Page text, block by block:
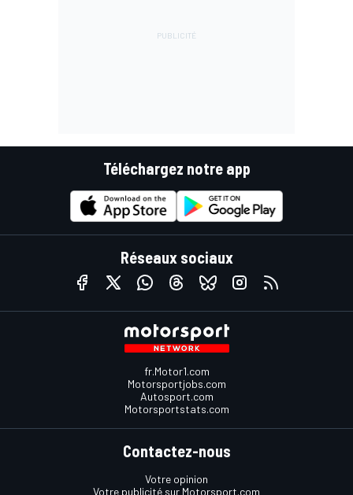
Téléchargez notre app
Réseaux sociaux
fr.Motor1.com
Motorsportjobs.com
Autosport.com
Motorsportstats.com
Contactez-nous
Votre opinion
Votre publicité sur Motorsport.com